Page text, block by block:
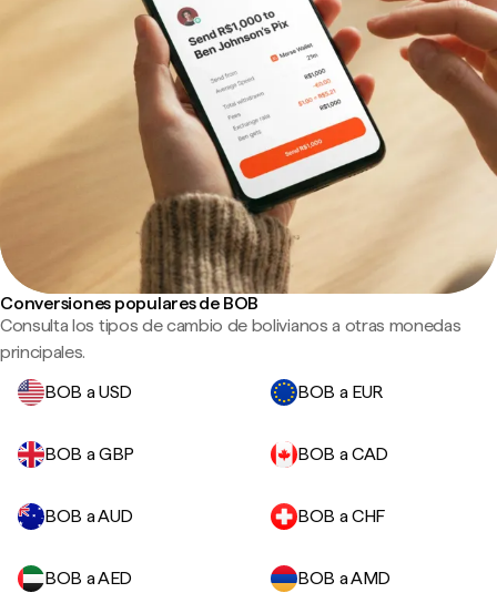
Conversiones populares de BOB
Consulta los tipos de cambio de bolivianos a otras monedas
principales.
BOB a USD
BOB a EUR
BOB a GBP BOB a CAD
BOB a AUD BOB a CHF
BOB a AED
BOB a AMD